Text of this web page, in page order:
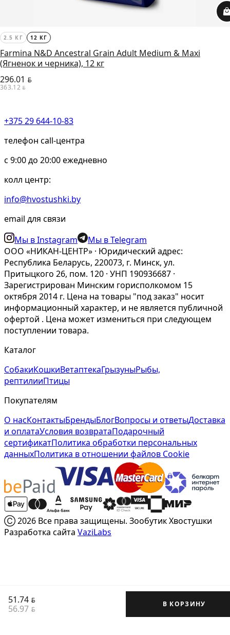
51.74 BYN
56.97 BYN
В КОРЗИНУ
2.5 КГ 12 КГ
Farmina N&D Ancestral Grain Adult Medium & Maxi
(Ягненок и черника), 12 кг
296.01 BYN
363.12 BYN
+375 29 644-10-83
телефон call-центра
c 9:00 до 20:00 ежедневно
колл центр:
info@hvostushki.by
email для связи
Мы в Instagram
Мы в Telegram
ООО «НИКАН-ЦЕНТР» · Юридический адрес:
Республика Беларусь, 220073, г. Минск, ул.
Притыцкого 26, пом. 120 · УНП 190936687 ·
Зарегистрирован Минским горисполкомом 15
октября 2014 г. Цена на товары "под заказ" носит
информационный характер, и не является публичной
офертой . Цена может измениться при следующем
поступлении товара.
Каталог
СобакиКошкиВетаптекаГрызуныРыбы,
рептилииПтицы
Покупателям
О насКонтактыБрендыБлогВопросы и ответыДоставка
и оплатаУсловия возвратаПодарочный
сертификатПолитика обработки персональных
данныхПолитика в отношении файлов Cookie
Ⓒ 2026 Все права защищены. Зообутик Хвостушки
Разработка сайта VaziLabs